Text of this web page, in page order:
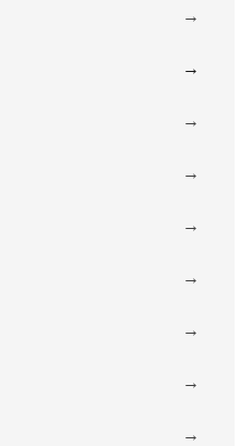
→
→
→
→
→
→
→
→
→